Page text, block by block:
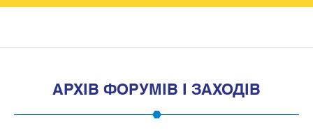
АРХІВ ФОРУМІВ І ЗАХОДІВ